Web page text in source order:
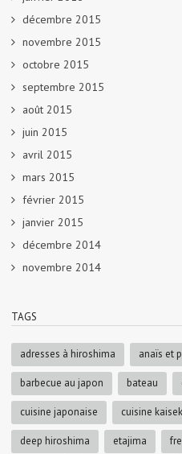
décembre 2015
novembre 2015
octobre 2015
septembre 2015
août 2015
juin 2015
avril 2015
mars 2015
février 2015
janvier 2015
décembre 2014
novembre 2014
TAGS
adresses à hiroshima anaïs et
barbecue au japon bateau
cuisine japonaise cuisine
deep hiroshima etajima